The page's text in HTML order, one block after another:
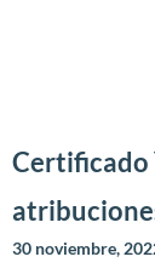
Certificado
30 noviembre,